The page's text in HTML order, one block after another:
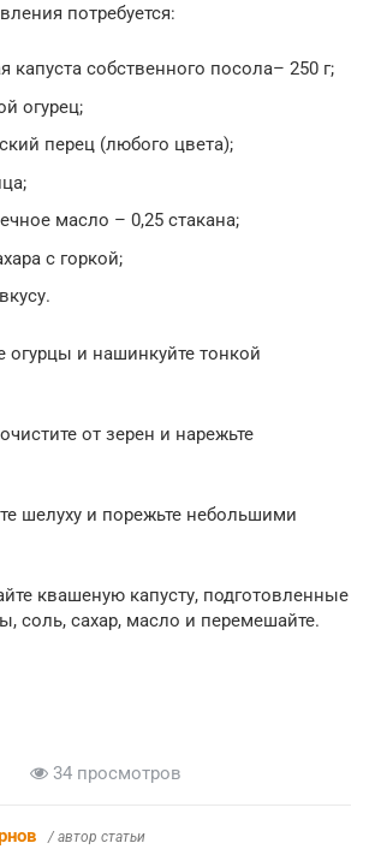
потребуется:
капуста собственного посола– 250 г;
огурец;
перец (любого цвета);
масло – 0,25 стакана;
с горкой;
и нашинкуйте тонкой
от зерен и нарежьте
шелуху и порежьте небольшими
квашеную капусту, подготовленные
соль, сахар, масло и перемешайте.
34 просмотров
/ автор статьи